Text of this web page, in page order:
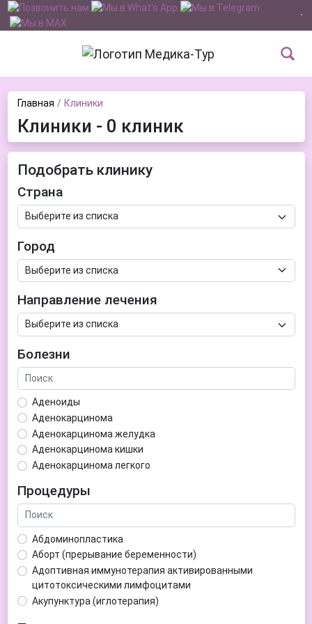
Главная Клиники
Клиники - 0 клиник
Подобрать клинику
Страна
Город
Направление лечения
Болезни
Аденоиды
Аденокарцинома
Аденокарцинома желудка
Аденокарцинома кишки
Аденокарцинома легкого
Аденома гипофиза
Аденома простаты
Аденома щитовидной железы
Аденомиоз
Адентия
Азооспермия
Акне (угри)
Алкоголизм
Процедуры
Абдоминопластика
Аборт (прерывание беременности)
Адоптивная иммунотерапия активированными
цитотоксическими лимфоцитами
Акупунктура (иглотерапия)